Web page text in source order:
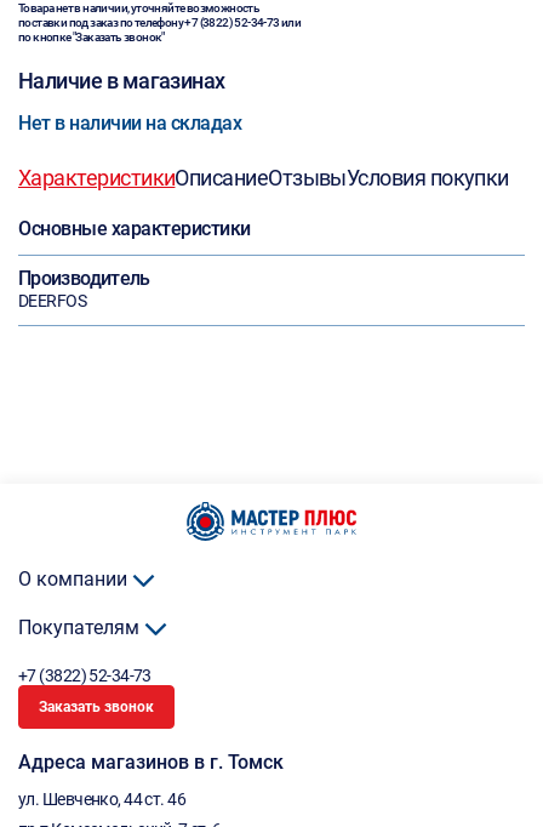
Товара нет в наличии, уточняйте возможность
поставки под заказ по телефону+7 (3822) 52-34-73или
по кнопке "Заказать звонок"
Наличие в магазинах
Нет в наличии на складах
ХарактеристикиОписаниеОтзывыУсловия покупки
Основные характеристики
Производитель
DEERFOS
О компании
Покупателям
+7 (3822) 52-34-73
Заказать звонок
Адреса магазинов в г. Томск
ул. Шевченко, 44 ст. 46